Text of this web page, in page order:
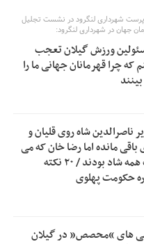
حمایتی باید براساس
فدراسیون فوتبال با حضور
رسمی فاقد سندیت
ایران و عمان درباره تنگه
کشاورزان گیلان نسبت به
شهرداری لنگرود در نشست تجلیل
جهان در شهرداری لنگرود:
ورزش گیلان تعجب
که چرا قهرمانان جهانی ما را
ناصرالدین شاه روی قلیان و
باقی مانده اما رضا خان که می
رفت همه شاد بودند / ۲۰ نکته
حکومت پهلوی
های “محصص” در گیلان